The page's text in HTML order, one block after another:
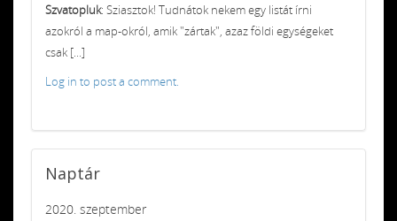
Szvatopluk: Sziasztok! Tudnátok nekem egy listát írni
azokról a map-okról, amik "zártak", azaz földi egységeket
csak [...]
Log in to post a comment.
Naptár
2020. szeptember